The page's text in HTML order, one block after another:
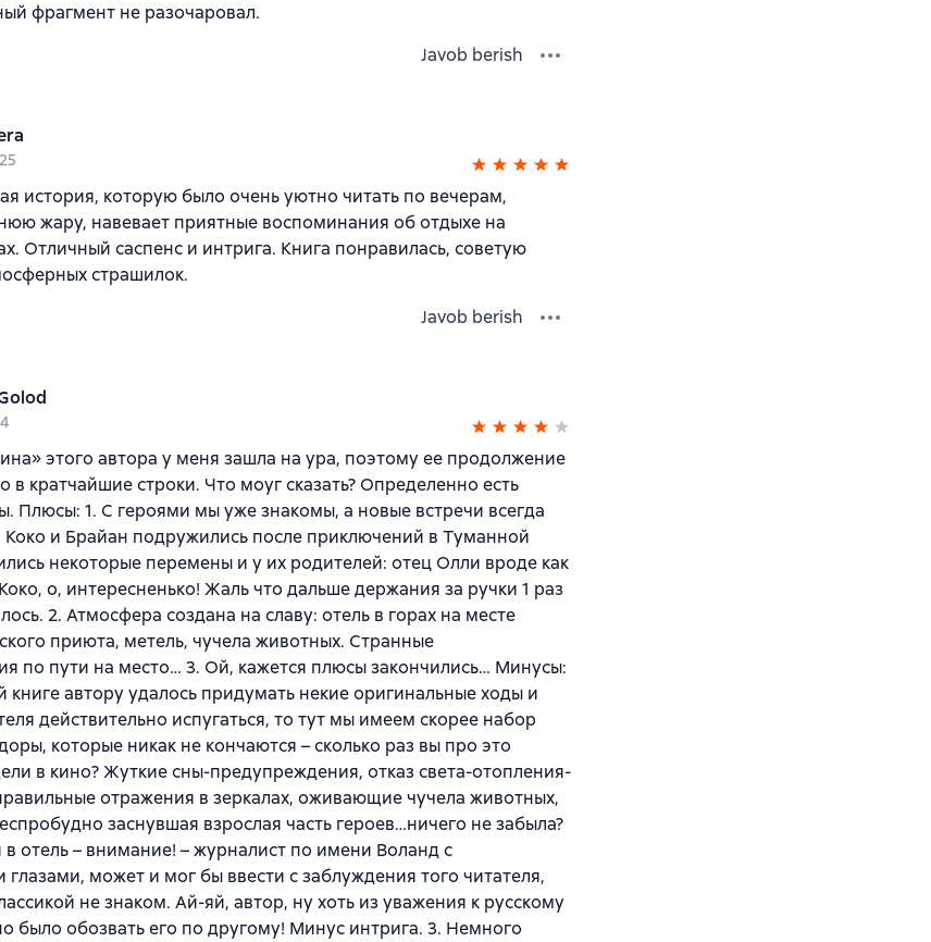
фрагмент не разочаровал.
Javob berish
история, которую было очень уютно читать по вечерам,
жару, навевает приятные воспоминания об отдыхе на
Отличный саспенс и интрига. Книга понравилась, советую
страшилок.
Javob berish
этого автора у меня зашла на ура, поэтому ее продолжение
в кратчайшие строки. Что моуг сказать? Определенно есть
Плюсы: 1. С героями мы уже знакомы, а новые встречи всегда
и Брайан подружились после приключений в Туманной
некоторые перемены и у их родителей: отец Олли вроде как
о, интересненько! Жаль что дальше держания за ручки 1 раз
2. Атмосфера создана на славу: отель в горах на месте
приюта, метель, чучела животных. Странные
по пути на место… 3. Ой, кажется плюсы закончились… Минусы:
книге автору удалось придумать некие оригинальные ходы и
действительно испугаться, то тут мы имеем скорее набор
которые никак не кончаются – сколько раз вы про это
в кино? Жуткие сны-предупреждения, отказ света-отопления-
отражения в зеркалах, оживающие чучела животных,
заснувшая взрослая часть героев…ничего не забыла?
в отель – внимание! – журналист по имени Воланд с
может и мог бы ввести с заблуждения того читателя,
не знаком. Ай-яй, автор, ну хоть из уважения к русскому
было обозвать его по другому! Минус интрига. 3. Немного